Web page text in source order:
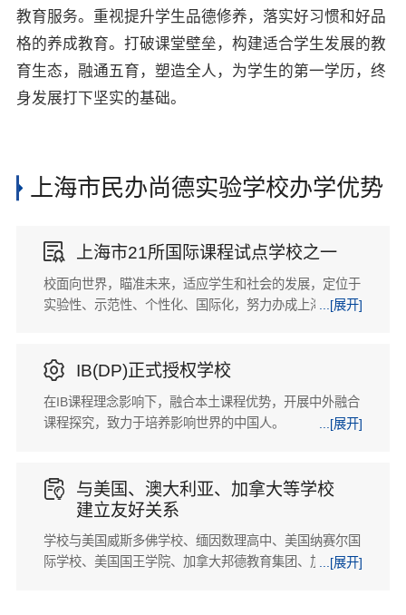
教育服务。重视提升学生品德修养，落实好习惯和好品
格的养成教育。打破课堂壁垒，构建适合学生发展的教
育生态，融通五育，塑造全人，为学生的第一学历，终
身发展打下坚实的基础。
上海市民办尚德实验学校办学优势
 上海市21所国际课程试点学校之一
校面向世界，瞄准未来，适应学生和社会的发展，定位于
实验性、示范性、个性化、国际化，努力办成上海乃至中
...[展开]
 IB(DP)正式授权学校
在IB课程理念影响下，融合本土课程优势，开展中外融合
课程探究，致力于培养影响世界的中国人。
...[展开]

与美国、澳大利亚、加拿大等学校
建立友好关系
学校与美国威斯多佛学校、缅因数理高中、美国纳赛尔国
际学校、美国国王学院、加拿大邦德教育集团、加拿大哥
...[展开]